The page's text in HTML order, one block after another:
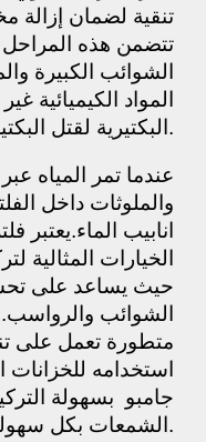
تنقية لضمان إزالة
تتضمن هذه المراحل
الشوائب الكبيرة
المواد الكيميائية
البكتيرية لقتل البكتيريا والجراثيم.
عندما تمر المياه
والملوثات داخل
الخيارات المثالية
حيث يساعد على
الشوائب والرواسب.
متطورة تعمل على
استخدامه للخزانات
جامبو بسهولة
الشمعات بكل سهولة وفاعلية.